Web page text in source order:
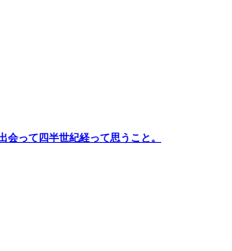
会って四半世紀経って思うこと。